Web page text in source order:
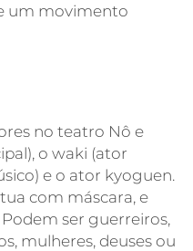
um movimento
no teatro Nô e
o waki (ator
e o ator kyoguen.
com máscara, e
ser guerreiros,
mulheres, deuses ou